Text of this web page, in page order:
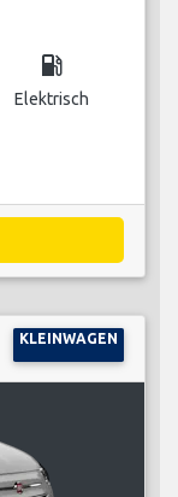
local_gas_station
Elektrisch
KLEINWAGEN